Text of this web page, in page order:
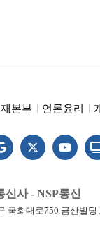
본부 언론윤리
신사 - NSP통신
국회대로750 금산빌딩